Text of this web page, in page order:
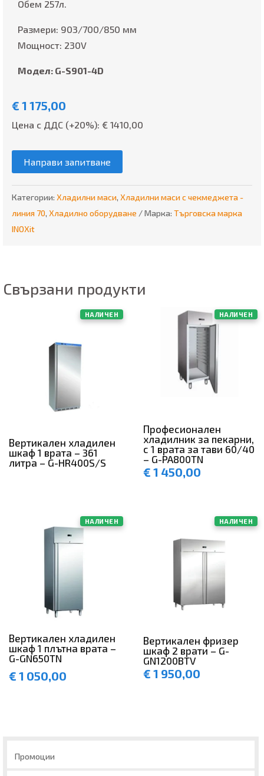
Обем 257л.
Размери: 903/700/850 мм
Мощност: 230V
Модел: G-S901-4D
€ 1 175,00
Цена с ДДС (+20%): € 1410,00
Направи запитване
Категории: Хладилни маси, Хладилни маси с чекмеджета -
линия 70, Хладилно оборудване Марка: Търговска марка
INOXit
Свързани продукти
НАЛИЧЕН
Вертикален хладилен
шкаф 1 врата – 361
литра – G-HR400S/S
НАЛИЧЕН
Професионален
хладилник за пекарни,
с 1 врата за тави 60/40
– G-PA800TN
€ 1 450,00
НАЛИЧЕН
Вертикален хладилен
шкаф 1 плътна врата –
G-GN650TN
€ 1 050,00
НАЛИЧЕН
Вертикален фризер
шкаф 2 врати – G-
GN1200BTV
€ 1 950,00
Промоции